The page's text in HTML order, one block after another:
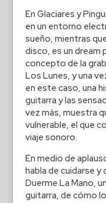
En Glaciares y
en un entorno
sueño, mientras
disco, es un dream
concepto de la
Los Lunes, y una
en este caso, una
guitarra y las
vez más, muestra
vulnerable, el que
viaje sonoro.
En medio de
habla de cuidarse y
Duerme La Mano,
guitarra, de cómo